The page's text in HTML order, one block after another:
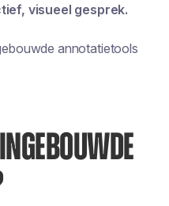
visueel gesprek.
annotatietools